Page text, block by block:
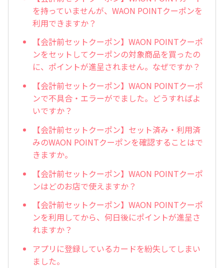
を持っていませんが、WAON POINTクーポンを
利用できますか？
【会計前セットクーポン】WAON POINTクーポ
ンをセットしてクーポンの対象商品を買ったの
に、ポイントが進呈されません。なぜですか？
【会計前セットクーポン】WAON POINTクーポ
ンで不具合・エラーがでました。どうすればよ
いですか？
【会計前セットクーポン】セット済み・利用済
みのWAON POINTクーポンを確認することはで
きますか。
【会計前セットクーポン】WAON POINTクーポ
ンはどのお店で使えますか？
【会計前セットクーポン】WAON POINTクーポ
ンを利用してから、何日後にポイントが進呈さ
れますか？
アプリに登録しているカードを紛失してしまい
ました。